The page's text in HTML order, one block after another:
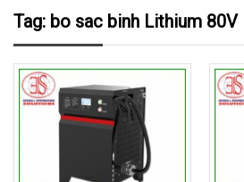
Tag: bo sac binh Lithium 80V